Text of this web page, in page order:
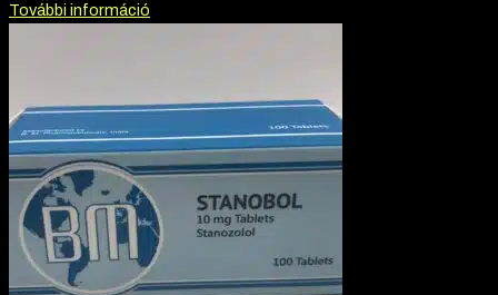
További információ